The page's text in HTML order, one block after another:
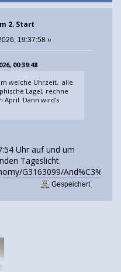
2. Start
19:37:58 »
00:39:48
welche Uhrzeit, alle
Lage), rechne
April. Dann wird's
Uhr auf und um
Tageslicht.
G3163099/
Gespeichert